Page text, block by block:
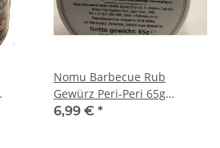
Nomu Barbecue Rub
Gewürz Peri-Peri 65g
(Paprika & Chili)
6,99 € *